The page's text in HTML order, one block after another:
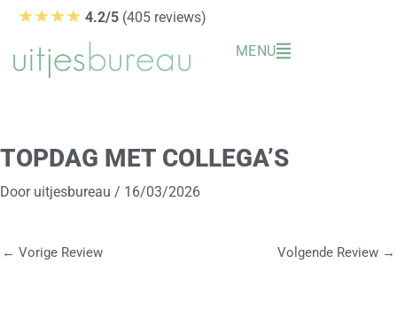
de
★★★★ 4.2/5 (405 reviews)
MENU
TOPDAG MET COLLEGA’S
Door uitjesbureau / 16/03/2026
← Vorige Review Volgende Review →